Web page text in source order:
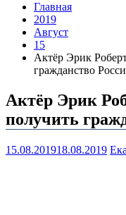
Главная
2019
Август
15
Актёр Эрик
гражданство
Актёр Эрик
получить
15.08.201918.08.2019